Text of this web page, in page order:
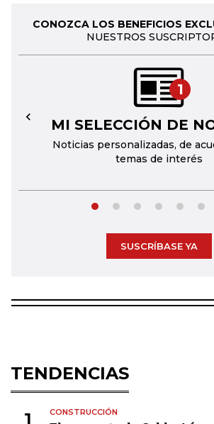
CONOZCA LOS BENEFICIOS
NUESTROS
1
MI SELECCIÓN DE
Noticias personalizadas, de
temas de interés
←
SUSCRÍBASE YA
TENDENCIAS
CONSTRUCCIÓN